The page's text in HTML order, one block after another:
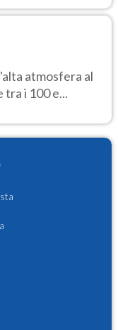
atmosfera al
tra i 100 e...